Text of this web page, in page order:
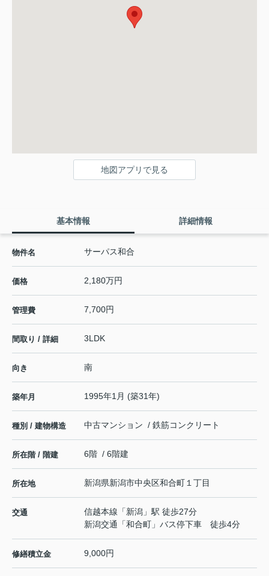
地図アプリで見る
基本情報 詳細情報
物件名 サーパス和合
価格 2,180万円
管理費 7,700円
間取り / 詳細 3LDK
向き 南
築年月 1995年1月 (築31年)
種別 / 建物構造 中古マンション / 鉄筋コンクリート
所在階 / 階建 6階 / 6階建
所在地 新潟県新潟市中央区和合町 １丁目
交通 信越本線 「新潟 」駅 徒歩27分
新潟交通「和合町」バス停下車 徒歩4分
修繕積立金 9,000円